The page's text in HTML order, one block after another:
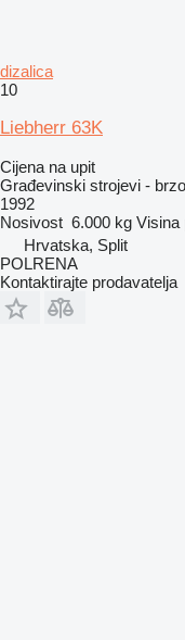
dizalica
10
Liebherr 63K
Cijena na upit
Građevinski strojevi -
1992
Nosivost 6.000 kg Visina
Hrvatska, Split
POLRENA
Kontaktirajte prodavatelja